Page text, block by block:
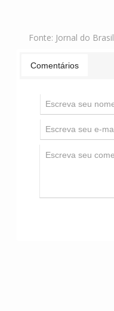
Fonte: Jornal do Brasil
Comentários